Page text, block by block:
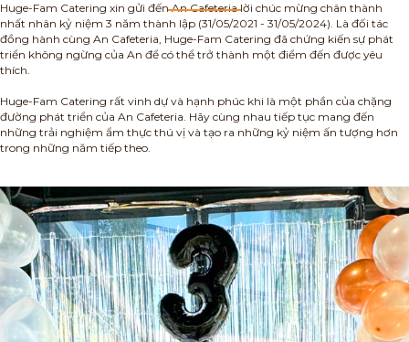
Huge-Fam Catering xin gửi đến An Cafeteria lời chúc mừng chân thành
nhất nhân kỷ niệm 3 năm thành lập (31/05/2021 - 31/05/2024). Là đối tác
đồng hành cùng An Cafeteria, Huge-Fam Catering đã chứng kiến sự phát
triển không ngừng của An để có thể trở thành một điểm đến được yêu
thích.
Huge-Fam Catering rất vinh dự và hạnh phúc khi là một phần của chặng
đường phát triển của An Cafeteria. Hãy cùng nhau tiếp tục mang đến
những trải nghiệm ẩm thực thú vị và tạo ra những kỷ niệm ấn tượng hơn
trong những năm tiếp theo.